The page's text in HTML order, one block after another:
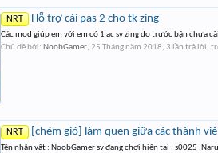
NRT Hỗ trợ cài pas 2 cho tk zing
Các mod giúp em với em có 1 ac sv zing do trước bận chưa
Chủ đề bởi: NoobGamer, 25 Tháng năm 2018, 3 lần trả lời,
NRT [chém gió] làm quen giữa các thành
Tên nhân vật : NoobGamer sv đang chơi hiện tại : s0025